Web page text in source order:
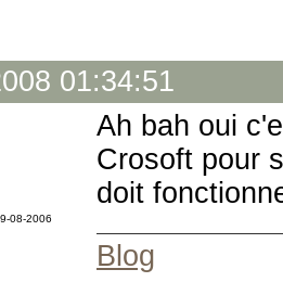
01:34:51
08-2006
Ah bah oui
Crosoft pour
doit
Blog